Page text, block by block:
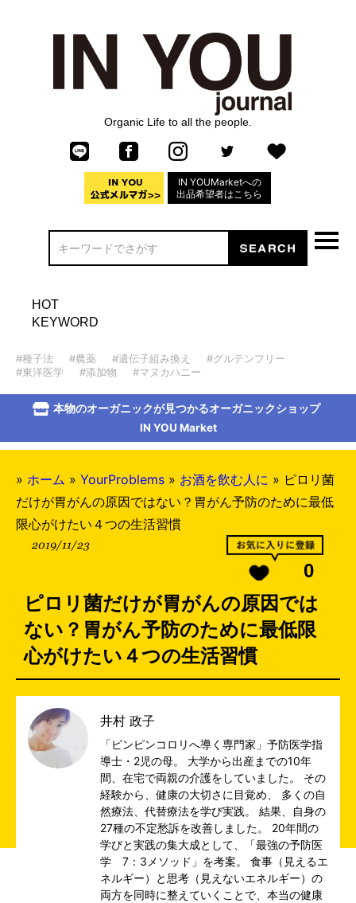
Organic Life to all the people.
IN YOUMarketへの
出品希望者はこちら
HOT
KEYWORD
#種子法 #農薬 #遺伝子組み換え
#グルテンフリー
#東洋医学
#添加物 #マヌカハニー
本物のオーガニックが見つかるオーガニックショップ
IN YOU Market
» ホーム » YourProblems » お酒を飲む人に » ピロリ菌
だけが胃がんの原因ではない？胃がん予防のために最低
限心がけたい４つの生活習慣
2019/11/23
0
ピロリ菌だけが胃がんの原因では
ない？胃がん予防のために最低限
心がけたい４つの生活習慣
井村 政子
「ピンピンコロリへ導く専門家」予防医学指
導士・2児の母。 大学から出産までの10年
間、在宅で両親の介護をしていました。 その
経験から、健康の大切さに目覚め、 多くの自
然療法、代替療法を学び実践。 結果、自身の
27種の不定愁訴を改善しました。 20年間の
学びと実践の集大成として、「最強の予防医
学 7：3メソッド」を考案。 食事（見えるエ
ネルギー）と思考（見えないエネルギー）の
両方を同時に整えていくことで、本当の健康